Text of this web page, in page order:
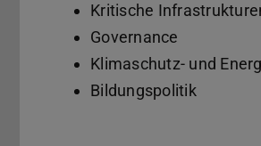
Kritische
Governance
Klimaschutz- und
Bildungspolitik